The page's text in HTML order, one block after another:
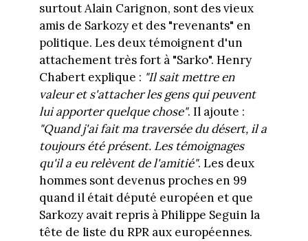
surtout Alain Carignon, sont des vieux
amis de Sarkozy et des "revenants" en
politique. Les deux témoignent d'un
attachement très fort à "Sarko". Henry
Chabert explique : "Il sait mettre en
valeur et s'attacher les gens qui peuvent
lui apporter quelque chose". Il ajoute :
"Quand j'ai fait ma traversée du désert, il a
toujours été présent. Les témoignages
qu'il a eu relèvent de l'amitié". Les deux
hommes sont devenus proches en 99
quand il était député européen et que
Sarkozy avait repris à Philippe Seguin la
tête de liste du RPR aux européennes.